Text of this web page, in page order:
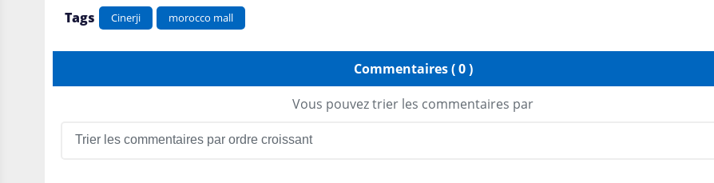
Tags Cinerji morocco mall
Commentaires ( 0 )
Vous pouvez trier les commentaires par